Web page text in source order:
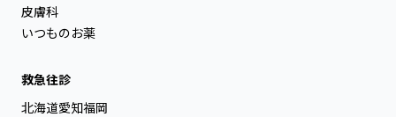
皮膚科
いつものお薬
救急往診
北海道愛知福岡